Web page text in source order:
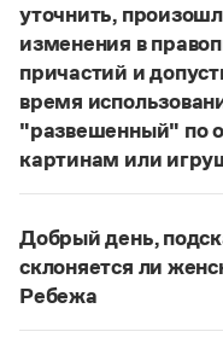
Статьи
Монологи
Лекции и подкасты
Рекомендуем
Правила русского языка:
Интерактивные
Скороговорки
уточнить,
изменения в
причастий и
время
"развешенный" по
картинам или
Нашответ2014
то игнорируют
словарей русского
развесить
развешенный) со
Добрый день,
склоняется ли
Ребежа
ФамилияРебежа